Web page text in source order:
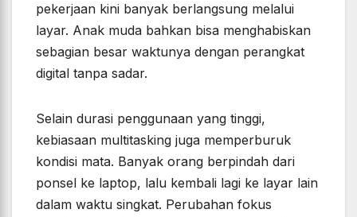
pekerjaan kini banyak berlangsung melalui
layar. Anak muda bahkan bisa menghabiskan
sebagian besar waktunya dengan perangkat
digital tanpa sadar.
Selain durasi penggunaan yang tinggi,
kebiasaan multitasking juga memperburuk
kondisi mata. Banyak orang berpindah dari
ponsel ke laptop, lalu kembali lagi ke layar lain
dalam waktu singkat. Perubahan fokus